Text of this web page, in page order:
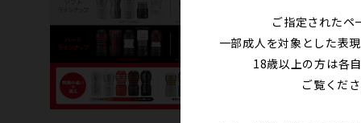
ご指定されたペ
一部成人を対象とした表
18歳以上の方は各
ご覧くだ